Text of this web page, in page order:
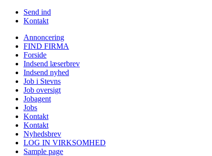
Send ind
Kontakt
Annoncering
FIND FIRMA
Forside
Indsend læserbrev
Indsend nyhed
Job i Stevns
Job oversigt
Jobagent
Jobs
Kontakt
Kontakt
Nyhedsbrev
LOG IN VIRKSOMHED
Sample page